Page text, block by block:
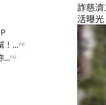
！...PR
...PR
詐慈
活曝光